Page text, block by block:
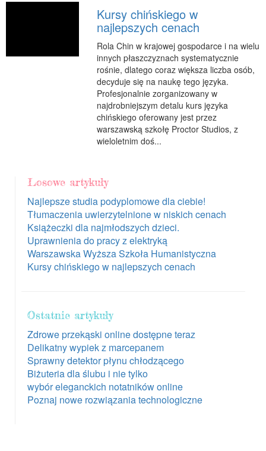
Kursy chińskiego w
najlepszych cenach
Rola Chin w krajowej gospodarce i na wielu
innych płaszczyznach systematycznie
rośnie, dlatego coraz większa liczba osób,
decyduje się na naukę tego języka.
Profesjonalnie zorganizowany w
najdrobniejszym detalu kurs języka
chińskiego oferowany jest przez
warszawską szkołę Proctor Studios, z
wieloletnim doś...
Losowe artykuły
Najlepsze studia podyplomowe dla ciebie!
Tłumaczenia uwierzytelnione w niskich cenach
Książeczki dla najmłodszych dzieci.
Uprawnienia do pracy z elektryką
Warszawska Wyższa Szkoła Humanistyczna
Kursy chińskiego w najlepszych cenach
Ostatnie artykuły
Zdrowe przekąski online dostępne teraz
Delikatny wypiek z marcepanem
Sprawny detektor płynu chłodzącego
Biżuteria dla ślubu i nie tylko
wybór eleganckich notatników online
Poznaj nowe rozwiązania technologiczne